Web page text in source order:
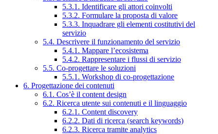
5.3.1. Identificare gli attori coinvolti
5.3.2. Formulare la proposta di valore
5.3.3. Inquadrare gli elementi costitutivi del
servizio
5.4. Descrivere il funzionamento del servizio
5.4.1. Mappare l’ecosistema
5.4.2. Rappresentare i flussi di servizio
5.5. Co-progettare le soluzioni
5.5.1. Workshop di co-progettazione
6. Progettazione dei contenuti
6.1. Cos’è il content design
6.2. Ricerca utente sui contenuti e il linguaggio
6.2.1. Content discovery
6.2.2. Dati di ricerca (search keywords)
6.2.3. Ricerca tramite analytics